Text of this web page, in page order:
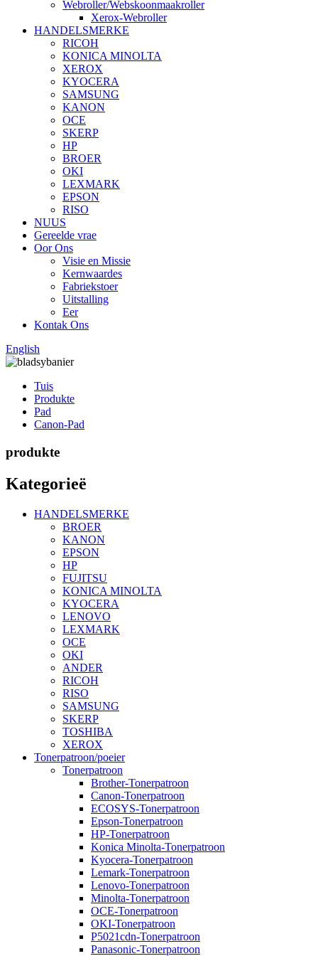
Webroller/Webskoonmaakroller
Xerox-Webroller
HANDELSMERKE
RICOH
KONICA MINOLTA
XEROX
KYOCERA
SAMSUNG
KANON
OCE
SKERP
HP
BROER
OKI
LEXMARK
EPSON
RISO
NUUS
Gereelde vrae
Oor Ons
Visie en Missie
Kernwaardes
Fabriekstoer
Uitstalling
Eer
Kontak Ons
English
Tuis
Produkte
Pad
Canon-Pad
produkte
Kategorieë
HANDELSMERKE
BROER
KANON
EPSON
HP
FUJITSU
KONICA MINOLTA
KYOCERA
LENOVO
LEXMARK
OCE
OKI
ANDER
RICOH
RISO
SAMSUNG
SKERP
TOSHIBA
XEROX
Tonerpatroon/poeier
Tonerpatroon
Brother-Tonerpatroon
Canon-Tonerpatroon
ECOSYS-Tonerpatroon
Epson-Tonerpatroon
HP-Tonerpatroon
Konica Minolta-Tonerpatroon
Kyocera-Tonerpatroon
Lemark-Tonerpatroon
Lenovo-Tonerpatroon
Minolta-Tonerpatroon
OCE-Tonerpatroon
OKI-Tonerpatroon
P5021cdn-Tonerpatroon
Panasonic-Tonerpatroon